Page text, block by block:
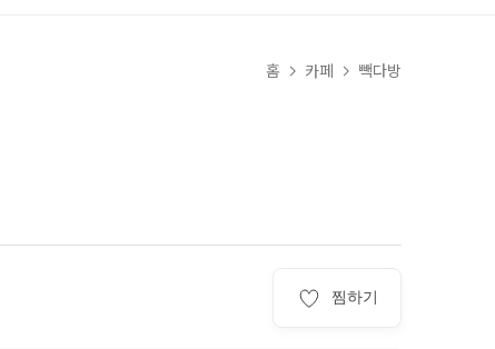
홈 카페 빽다방
찜하기